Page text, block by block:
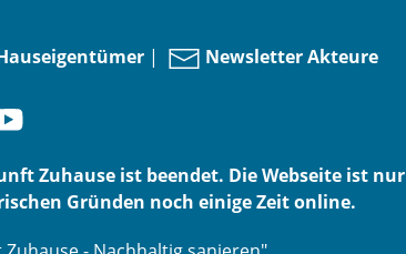
| Newsletter Akteure
Zuhause ist beendet. Die Webseite ist nur
Gründen noch einige Zeit online.